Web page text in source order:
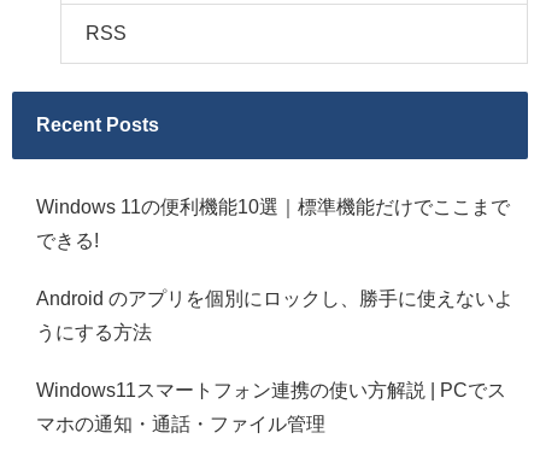
RSS
Recent Posts
Windows 11の便利機能10選｜標準機能だけでここまで
できる!
Android のアプリを個別にロックし、勝手に使えないよ
うにする方法
Windows11スマートフォン連携の使い方解説 | PCでス
マホの通知・通話・ファイル管理